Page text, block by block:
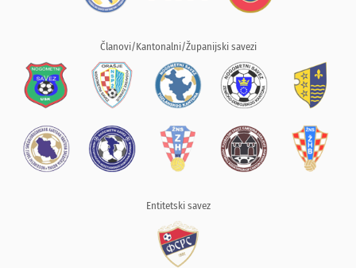
Članovi/Kantonalni/Županijski savezi
Entitetski savez